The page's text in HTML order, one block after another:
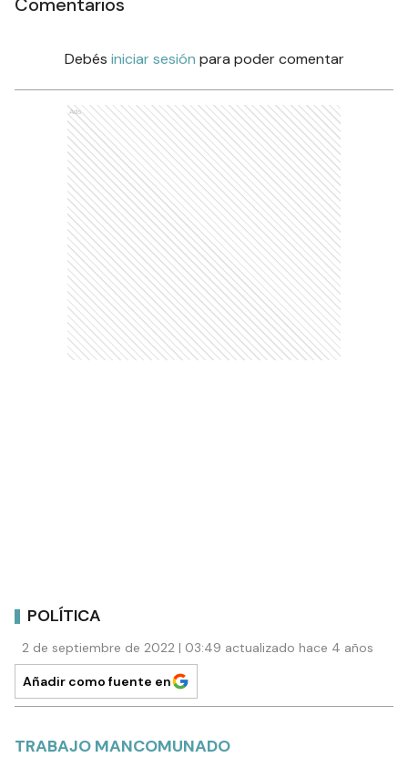
Debés iniciar sesión para poder comentar
Ads
POLÍTICA
2 de septiembre de 2022 | 03:49 actualizado hace 4 años
Añadir como fuente en
TRABAJO MANCOMUNADO